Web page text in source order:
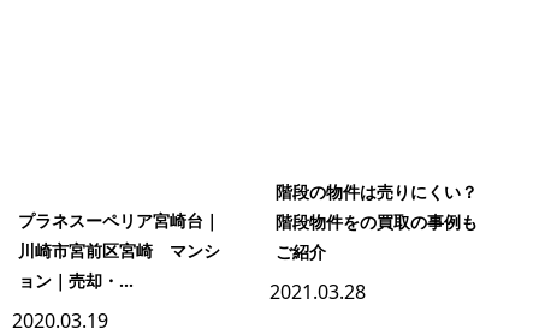
プラネスーペリア宮崎台｜
川崎市宮前区宮崎 マンシ
ョン｜売却・...
2020.03.19
階段の物件は売りにくい？
階段物件をの買取の事例も
ご紹介
2021.03.28